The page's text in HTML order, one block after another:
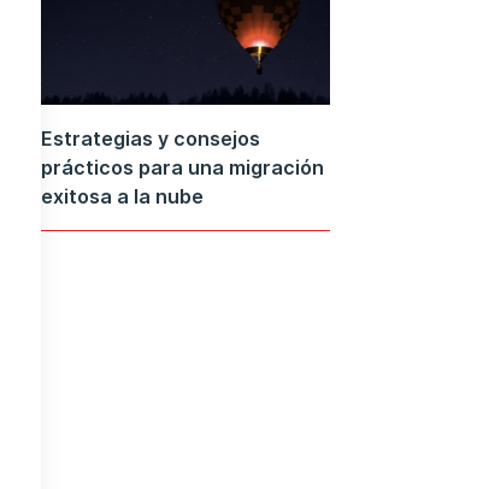
Estrategias y consejos
prácticos para una migración
exitosa a la nube